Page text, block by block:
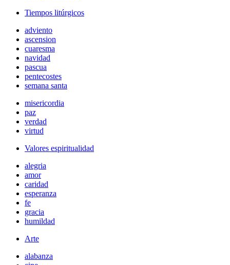
Tiempos litúrgicos
adviento
ascension
cuaresma
navidad
pascua
pentecostes
semana santa
misericordia
paz
verdad
virtud
Valores espiritualidad
alegria
amor
caridad
esperanza
fe
gracia
humildad
Arte
alabanza